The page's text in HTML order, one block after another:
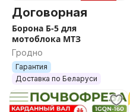
Договорная
Борона Б-5 для
мотоблока МТЗ
Гродно
Гарантия
Доставка по Беларуси